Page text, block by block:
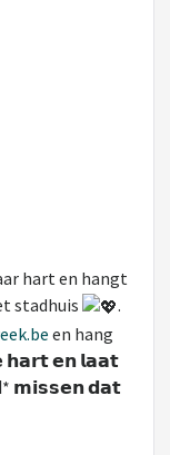
hart en hangt
stadhuis
.
en hang
𝗵𝗮𝗿𝘁 𝗲𝗻 𝗹𝗮𝗮𝘁
𝗺𝗶𝘀𝘀𝗲𝗻 𝗱𝗮𝘁